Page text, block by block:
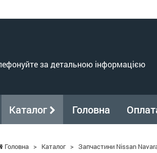
за детальною інформацією
Каталог Головна
Головна > Каталог > Запчастини Nissan